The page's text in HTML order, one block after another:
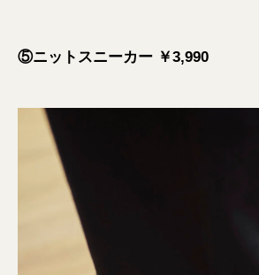
⑤ニットスニーカー ￥3,990